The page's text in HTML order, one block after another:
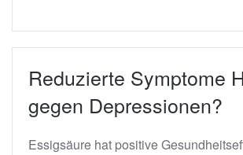
Reduzierte Symptome
gegen Depressionen?
Essigsäure hat positive